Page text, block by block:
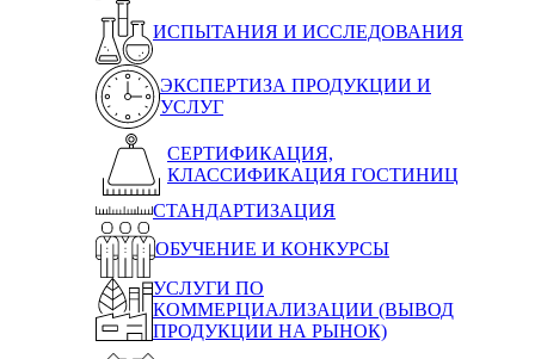
ИСПЫТАНИЯ И ИССЛЕДОВАНИЯ
ЭКСПЕРТИЗА ПРОДУКЦИИ И
УСЛУГ
СЕРТИФИКАЦИЯ,
КЛАССИФИКАЦИЯ ГОСТИНИЦ
СТАНДАРТИЗАЦИЯ
ОБУЧЕНИЕ И КОНКУРСЫ
УСЛУГИ ПО
КОММЕРЦИАЛИЗАЦИИ (ВЫВОД
ПРОДУКЦИИ НА РЫНОК)